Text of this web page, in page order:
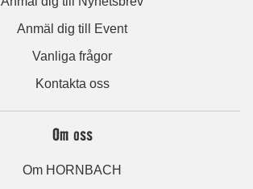
Anmäl dig till Event
Vanliga frågor
Kontakta oss
Om oss
Om HORNBACH